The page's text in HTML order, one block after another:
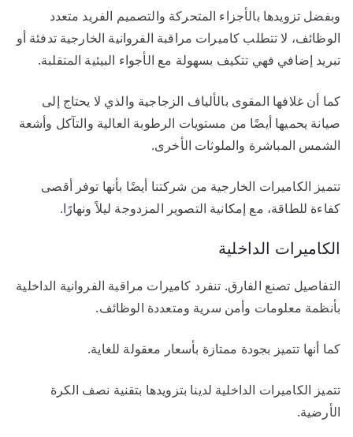
وبفضل تزويدها بالأجزاء المتحركة والتصميم الفريد متعدد
الوظائف، لا تتطلب كاميرات مراقبة الفروانية الخارجية تدفئة أو
تبريد إضافي فهي تتكيف بسهولة مع الأجواء البيئية المتقلبة.
كما أن غلافها المقوى بالألياف الزجاجية والذي لا يحتاج إلى
صيانة يحميها أيضًا من مستويات الرطوبة العالية والتآكل وأشعة
الشمس المباشرة والملوثات الأخرى.
تتميز الكاميرات الخارجية من شركتنا أيضًا بأنها توفر أقصى
كفاءة للطاقة، مع إمكانية التصوير المزدوجة ليلاً ونهارًا.
الكاميرات الداخلية
التفاصيل تصنع الفارق. تنفرد كاميرات مراقبة الفروانية الداخلية
بأنظمة معلومات وأمن سرية ومتعددة الوظائف.
كما أنها تتميز بجودة ممتازة بأسعار معقولة للغاية.
تتميز الكاميرات الداخلية لدينا بتزويدها بتقنية نصف الكرة
الأرضية.